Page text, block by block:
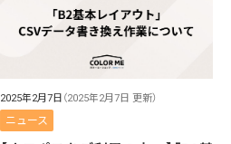
2025年2月7日 （2025年2月7日 更新）
ニュース